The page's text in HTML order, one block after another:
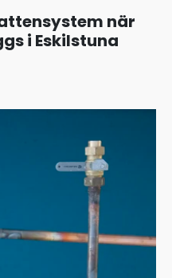
när
i Eskilstuna